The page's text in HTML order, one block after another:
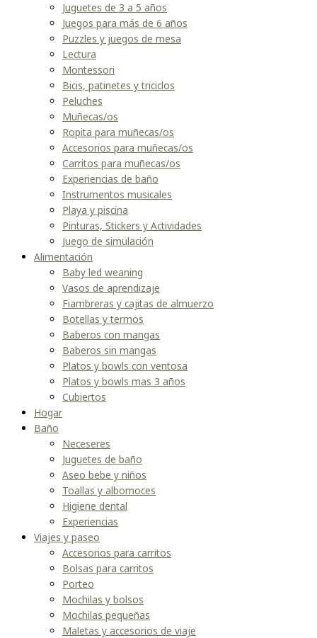
Juguetes de 3 a 5 años
Juegos para más de 6 años
Puzzles y juegos de mesa
Lectura
Montessori
Bicis, patinetes y triciclos
Peluches
Muñecas/os
Ropita para muñecas/os
Accesorios para muñecas/os
Carritos para muñecas/os
Experiencias de baño
Instrumentos musicales
Playa y piscina
Pinturas, Stickers y Actividades
Juego de simulación
Alimentación
Baby led weaning
Vasos de aprendizaje
Fiambreras y cajitas de almuerzo
Botellas y termos
Baberos con mangas
Baberos sin mangas
Platos y bowls con ventosa
Platos y bowls mas 3 años
Cubiertos
Hogar
Baño
Neceseres
Juguetes de baño
Aseo bebe y niños
Toallas y albornoces
Higiene dental
Experiencias
Viajes y paseo
Accesorios para carritos
Bolsas para carritos
Porteo
Mochilas y bolsos
Mochilas pequeñas
Maletas y accesorios de viaje